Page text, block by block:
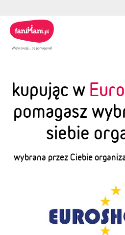
kupując w
pomagasz
siebie
wybrana przez Ciebie